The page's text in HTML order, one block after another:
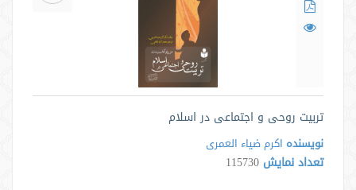
تربیت روحی و اجتماعی در اسلام
نویسنده اکرم ضیاء العمری
تعداد نمایش 115730